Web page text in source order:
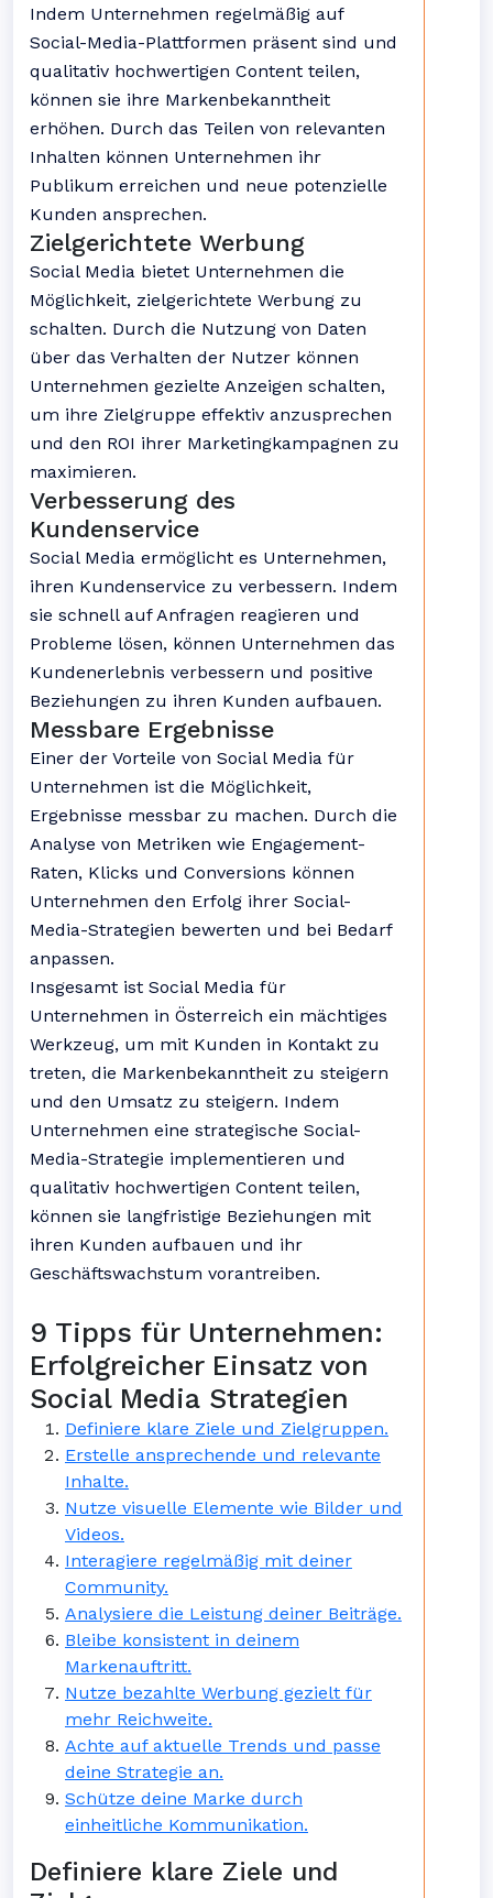
Indem Unternehmen regelmäßig auf
Social-Media-Plattformen präsent sind und
qualitativ hochwertigen Content teilen,
können sie ihre Markenbekanntheit
erhöhen. Durch das Teilen von relevanten
Inhalten können Unternehmen ihr
Publikum erreichen und neue potenzielle
Kunden ansprechen.
Zielgerichtete Werbung
Social Media bietet Unternehmen die
Möglichkeit, zielgerichtete Werbung zu
schalten. Durch die Nutzung von Daten
über das Verhalten der Nutzer können
Unternehmen gezielte Anzeigen schalten,
um ihre Zielgruppe effektiv anzusprechen
und den ROI ihrer Marketingkampagnen zu
maximieren.
Verbesserung des
Kundenservice
Social Media ermöglicht es Unternehmen,
ihren Kundenservice zu verbessern. Indem
sie schnell auf Anfragen reagieren und
Probleme lösen, können Unternehmen das
Kundenerlebnis verbessern und positive
Beziehungen zu ihren Kunden aufbauen.
Messbare Ergebnisse
Einer der Vorteile von Social Media für
Unternehmen ist die Möglichkeit,
Ergebnisse messbar zu machen. Durch die
Analyse von Metriken wie Engagement-
Raten, Klicks und Conversions können
Unternehmen den Erfolg ihrer Social-
Media-Strategien bewerten und bei Bedarf
anpassen.
Insgesamt ist Social Media für
Unternehmen in Österreich ein mächtiges
Werkzeug, um mit Kunden in Kontakt zu
treten, die Markenbekanntheit zu steigern
und den Umsatz zu steigern. Indem
Unternehmen eine strategische Social-
Media-Strategie implementieren und
qualitativ hochwertigen Content teilen,
können sie langfristige Beziehungen mit
ihren Kunden aufbauen und ihr
Geschäftswachstum vorantreiben.
9 Tipps für Unternehmen:
Erfolgreicher Einsatz von
Social Media Strategien
Definiere klare Ziele und Zielgruppen.
Erstelle ansprechende und relevante
Inhalte.
Nutze visuelle Elemente wie Bilder und
Videos.
Interagiere regelmäßig mit deiner
Community.
Analysiere die Leistung deiner Beiträge.
Bleibe konsistent in deinem
Markenauftritt.
Nutze bezahlte Werbung gezielt für
mehr Reichweite.
Achte auf aktuelle Trends und passe
deine Strategie an.
Schütze deine Marke durch
einheitliche Kommunikation.
Definiere klare Ziele und